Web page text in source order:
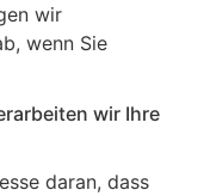
wir
wenn Sie
wir Ihre
daran, dass